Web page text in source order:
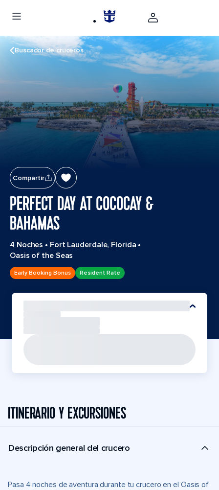
Buscador de cruceros
Compartir
PERFECT DAY AT COCOCAY &
BAHAMAS
4 Noches • Fort Lauderdale, Florida •
Oasis of the Seas
Early Booking Bonus Resident Rate
ITINERARIO Y EXCURSIONES
Descripción general del crucero
Pasa 4 noches de aventura durante tu crucero en el Oasis of